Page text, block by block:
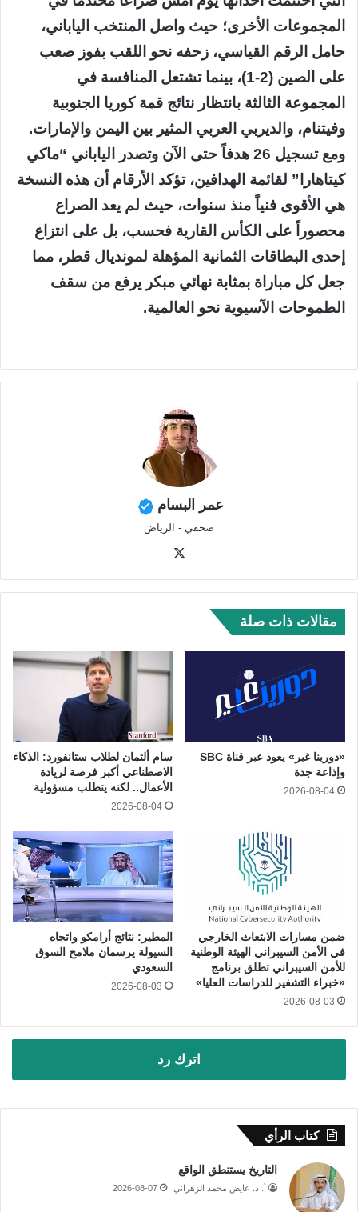
المجموعات الأخرى؛ حيث واصل المنتخب الياباني،
حامل الرقم القياسي، زحفه نحو اللقب بفوز صعب
على الصين (2-1)، بينما تشتعل المنافسة في
المجموعة الثالثة بانتظار نتائج قمة كوريا الجنوبية
وفيتنام، والديربي العربي المثير بين اليمن والإمارات.
ومع تسجيل 26 هدفاً حتى الآن وتصدر الياباني “ماكي
كيتاهارا” لقائمة الهدافين، تؤكد الأرقام أن هذه النسخة
هي الأقوى فنياً منذ سنوات، حيث لم يعد الصراع
محصوراً على الكأس القارية فحسب، بل على انتزاع
إحدى البطاقات الثمانية المؤهلة لمونديال قطر، مما
جعل كل مباراة بمثابة نهائي مبكر يرفع من سقف
الطموحات الآسيوية نحو العالمية.
عمر البسام
صحفي - الرياض
مقالات ذات صلة
«دورينا غير» يعود عبر قناة SBC
وإذاعة جدة
2026-08-04
سام ألتمان لطلاب ستانفورد: الذكاء
الاصطناعي أكبر فرصة لريادة
الأعمال.. لكنه يتطلب مسؤولية
2026-08-04
ضمن مسارات الابتعاث الخارجي
في الأمن السيبراني الهيئة الوطنية
للأمن السيبراني تطلق برنامج
«خبراء التشفير للدراسات العليا»
2026-08-03
المطير: نتائج أرامكو واتجاه
السيولة يرسمان ملامح السوق
السعودي
2026-08-03
اترك رد
كتاب الرأي
التاريخ يستنطق الواقع
أ. د. عايض محمد الزهراني 2026-08-07